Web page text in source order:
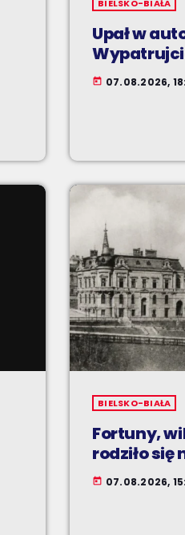
BIELSKO-BIAŁA
Upał w
today 07.08.2026,
BIELSKO-BIAŁA
Fortuny,
rodziło się
today 07.08.2026,